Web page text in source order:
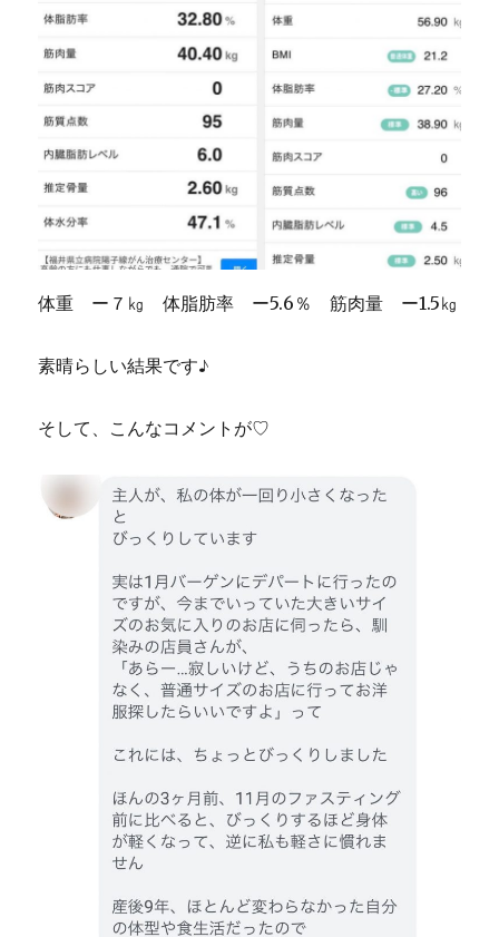
体重 ー７㎏ 体脂肪率 ー5.6％ 筋肉量 ー1.5㎏
素晴らしい結果です♪
そして、こんなコメントが♡